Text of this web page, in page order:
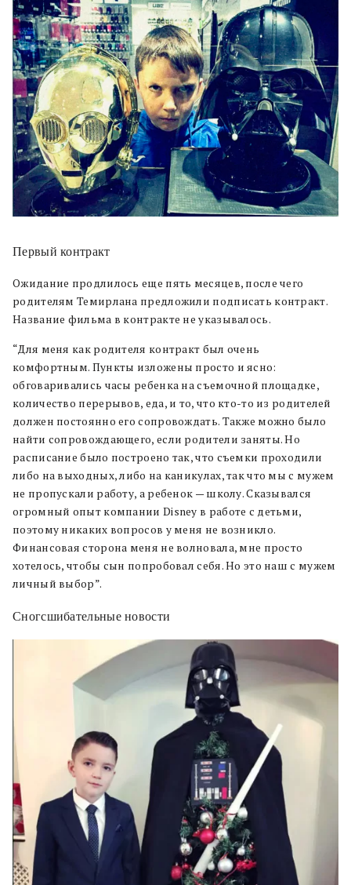
Первый контракт
Ожидание продлилось еще пять месяцев, после чего
родителям Темирлана предложили подписать контракт.
Название фильма в контракте не указывалось.
“Для меня как родителя контракт был очень
комфортным. Пункты изложены просто и ясно:
обговаривались часы ребенка на съемочной площадке,
количество перерывов, еда, и то, что кто-то из родителей
должен постоянно его сопровождать. Также можно было
найти сопровождающего, если родители заняты. Но
расписание было построено так, что съемки проходили
либо на выходных, либо на каникулах, так что мы с мужем
не пропускали работу, а ребенок — школу. Сказывался
огромный опыт компании Disney в работе с детьми,
поэтому никаких вопросов у меня не возникло.
Финансовая сторона меня не волновала, мне просто
хотелось, чтобы сын попробовал себя. Но это наш с мужем
личный выбор”.
Сногсшибательные новости